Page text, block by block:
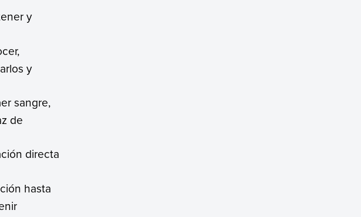
y
y
sangre,
de
directa
hasta